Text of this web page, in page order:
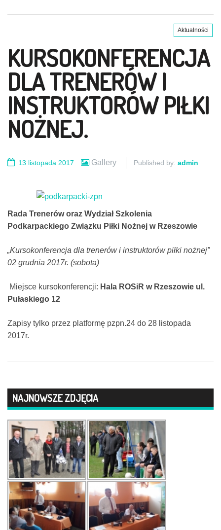
Aktualności
KURSOKONFERENCJA
DLA TRENERÓW I
INSTRUKTORÓW PIŁKI
NOŻNEJ.
13 listopada 2017 Gallery Published by: admin
Rada Trenerów oraz Wydział Szkolenia
Podkarpackiego Związku Piłki Nożnej w Rzeszowie
„Kursokonferencja dla trenerów i instruktorów piłki nożnej”
02 grudnia 2017r. (sobota)
Miejsce kursokonferencji: Hala ROSiR w Rzeszowie ul.
Pułaskiego 12
Zapisy tylko przez platformę pzpn.24 do 28 listopada
2017r.
NAJNOWSZE ZDJĘCIA